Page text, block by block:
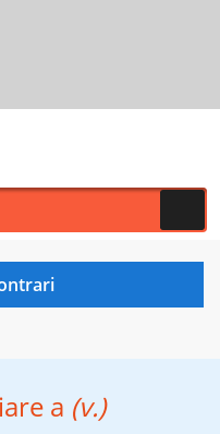
a (v.)